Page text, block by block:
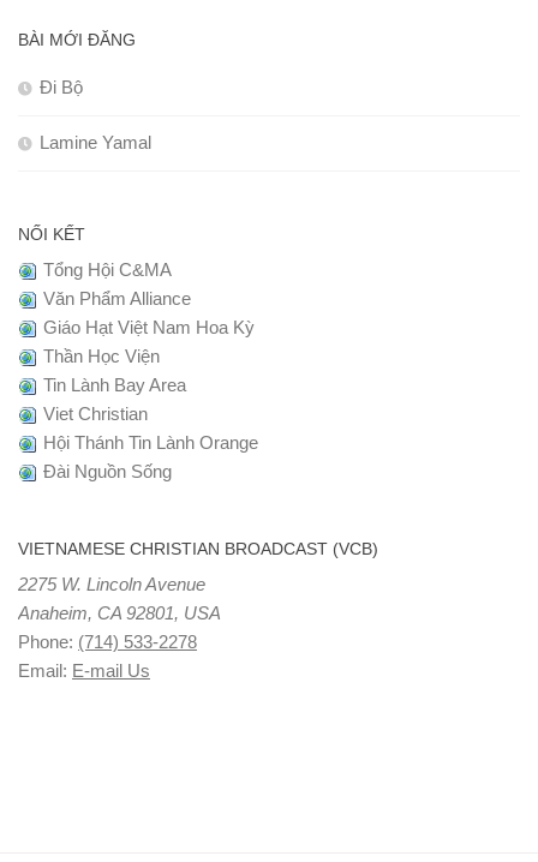
BÀI MỚI ĐĂNG
Đi Bộ
Lamine Yamal
NỐI KẾT
Tổng Hội C&MA
Văn Phẩm Alliance
Giáo Hạt Việt Nam Hoa Kỳ
Thần Học Viện
Tin Lành Bay Area
Viet Christian
Hội Thánh Tin Lành Orange
Đài Nguồn Sống
VIETNAMESE CHRISTIAN BROADCAST (VCB)
2275 W. Lincoln Avenue
Anaheim, CA 92801, USA
Phone: (714) 533-2278
Email: E-mail Us